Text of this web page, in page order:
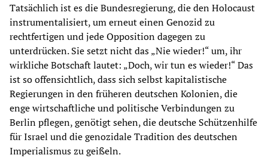
Tatsächlich ist es die Bundesregierung, die den Holocaust
instrumentalisiert, um erneut einen Genozid zu
rechtfertigen und jede Opposition dagegen zu
unterdrücken. Sie setzt nicht das „Nie wieder!“ um, ihr
wirkliche Botschaft lautet: „Doch, wir tun es wieder!“ Das
ist so offensichtlich, dass sich selbst kapitalistische
Regierungen in den früheren deutschen Kolonien, die
enge wirtschaftliche und politische Verbindungen zu
Berlin pflegen, genötigt sehen, die deutsche Schützenhilfe
für Israel und die genozidale Tradition des deutschen
Imperialismus zu geißeln.